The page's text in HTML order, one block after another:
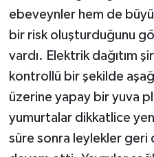
ebeveynler hem de
bir risk oluşturduğunu
vardı. Elektrik dağıtım
kontrollü bir şekilde
üzerine yapay bir yuva
yumurtalar dikkatlice
süre sonra leylekler geri